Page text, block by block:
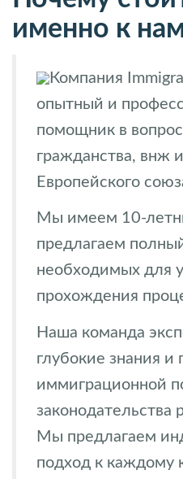
именно к
Компания
опытный и
помощник в
гражданства, внж
Европейского
Мы имеем 10-
предлагаем
необходимых для
прохождения
Наша команда
глубокие знания и
иммиграционной
законодательства
Мы предлагаем
подход к каждому